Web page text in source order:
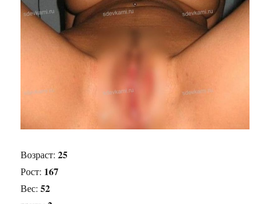
Возраст:25
Рост: 167
Вес:52